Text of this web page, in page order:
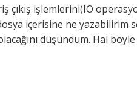
çıkış işlemlerini(IO
içerisine ne
düşündüm. Hal